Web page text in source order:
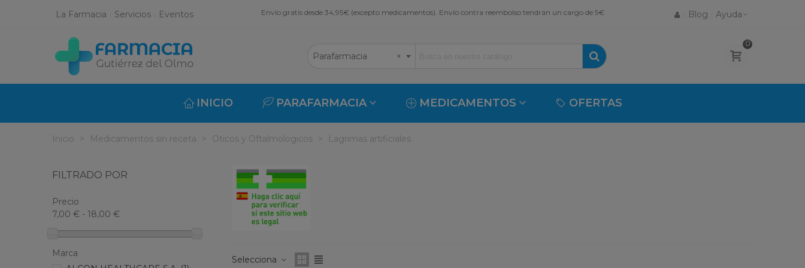
La Farmacia Servicios Eventos Envío gratis desde 34,95€ (excepto medicamentos). Envío contra reembolso tendrán un cargo de 5€. Blog Ayuda
×
Parafarmacia
0
INICIO PARAFARMACIA MEDICAMENTOS OFERTAS
Inicio > Medicamentos sin receta > Oticos y Oftalmologicos > Lagrimas artificiales
FILTRADO POR
Precio
7,00 € - 18,00 €
Marca
Selecciona